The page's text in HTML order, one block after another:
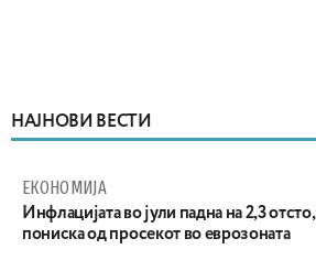
НАЈНОВИ ВЕСТИ
ЕКОНОМИЈА
Инфлацијата во јули падна на 2,3 отсто,
пониска од просекот во еврозоната